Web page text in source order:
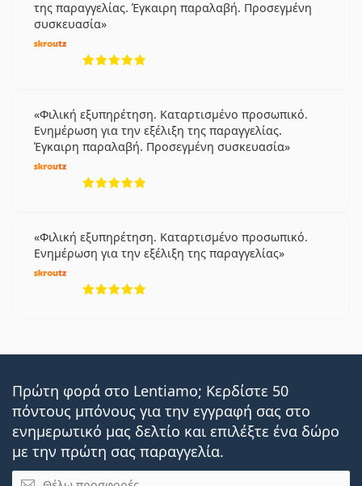
της παραγγελίας. Έγκαιρη παραλαβή. Προσεγμένη
συσκευασία
Φιλική εξυπηρέτηση. Καταρτισμένο προσωπικό.
Ενημέρωση για την εξέλιξη της παραγγελίας.
Έγκαιρη παραλαβή. Προσεγμένη συσκευασία
Φιλική εξυπηρέτηση. Καταρτισμένο προσωπικό.
Ενημέρωση για την εξέλιξη της παραγγελίας
Πρώτη φορά στο Lentiamo; Κερδίστε 50
πόντους μπόνους για την εγγραφή σας στο
ενημερωτικό μας δελτίο και επιλέξτε ένα δώρο
με την πρώτη σας παραγγελία.
Email